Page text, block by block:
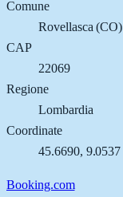
Comune
Rovellasca (CO)
CAP
22069
Regione
Lombardia
Coordinate
45.6690, 9.0537
Booking.com